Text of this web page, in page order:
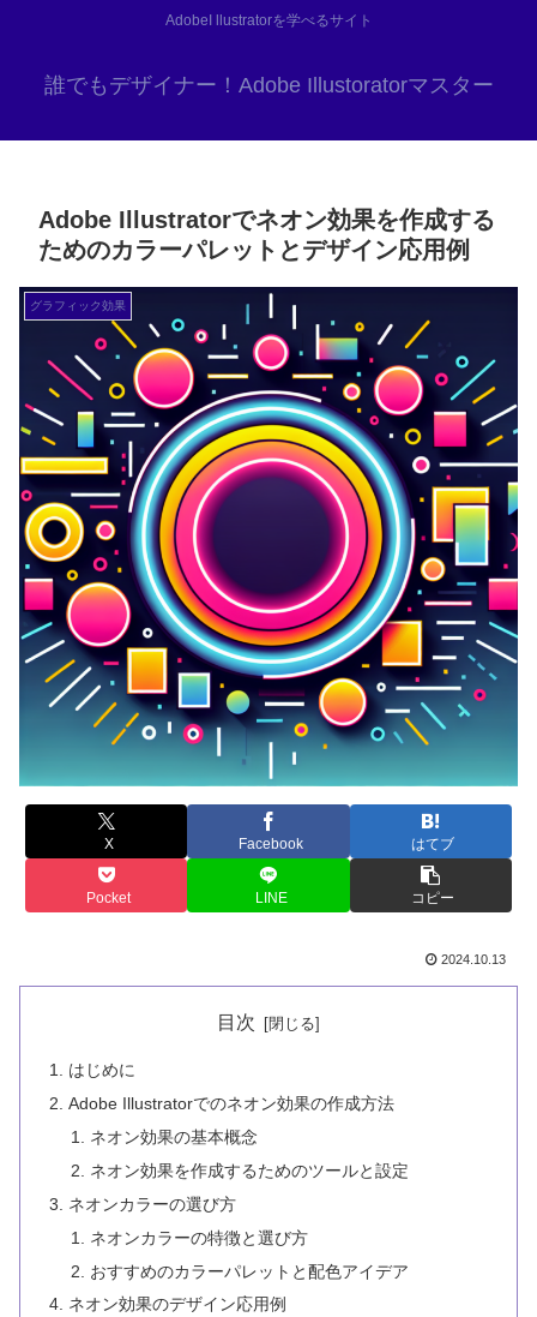
AdobeI llustratorを学べるサイト
誰でもデザイナー！Adobe Illustoratorマスター
Adobe Illustratorでネオン効果を作成する
ためのカラーパレットとデザイン応用例
グラフィック効果
X Facebook はてブ
Pocket LINE コピー
2024.10.13
目次
はじめに
Adobe Illustratorでのネオン効果の作成方法
ネオン効果の基本概念
ネオン効果を作成するためのツールと設定
ネオンカラーの選び方
ネオンカラーの特徴と選び方
おすすめのカラーパレットと配色アイデア
ネオン効果のデザイン応用例